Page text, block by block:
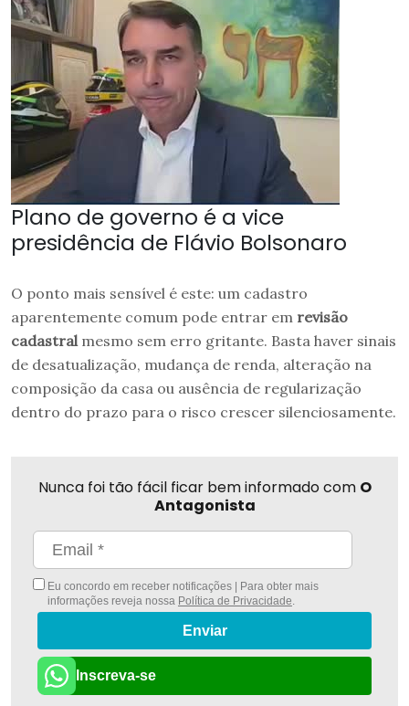
Plano de governo é a vice
presidência de Flávio Bolsonaro
O ponto mais sensível é este: um cadastro
aparentemente comum pode entrar em revisão
cadastralmesmo sem erro gritante. Basta haver sinais
de desatualização, mudança de renda, alteração na
composição da casa ou ausência de regularização
dentro do prazo para o risco crescer silenciosamente.
Nunca foi tão fácil ficar bem informado com O
Antagonista
Eu concordo em receber notificações | Para obter mais
informações reveja nossa Política de Privacidade.
Enviar
Inscreva-se